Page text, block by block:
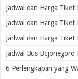
Jadwal dan Harga Tiket
Jadwal dan Harga
Jadwal dan Harga
Jadwal Bus Bojonegoro
6 Perlengkapan yang